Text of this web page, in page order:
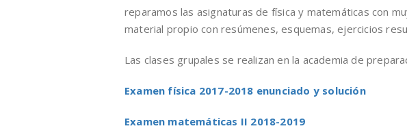
reparamos las asignaturas de física y matemáticas con
material propio con resúmenes, esquemas, ejercicios
Las clases grupales se realizan en la academia de
Examen física 2017-2018 enunciado y solución
Examen matemáticas II 2018-2019